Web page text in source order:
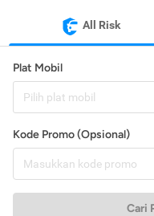
All Risk
Plat Mobil
Pilih plat mobil
Kode Promo (Opsional)
Cari